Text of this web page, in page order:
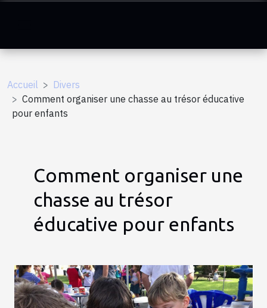
Accueil
Divers
Comment organiser une chasse au trésor éducative
pour enfants
Comment organiser une
chasse au trésor
éducative pour enfants